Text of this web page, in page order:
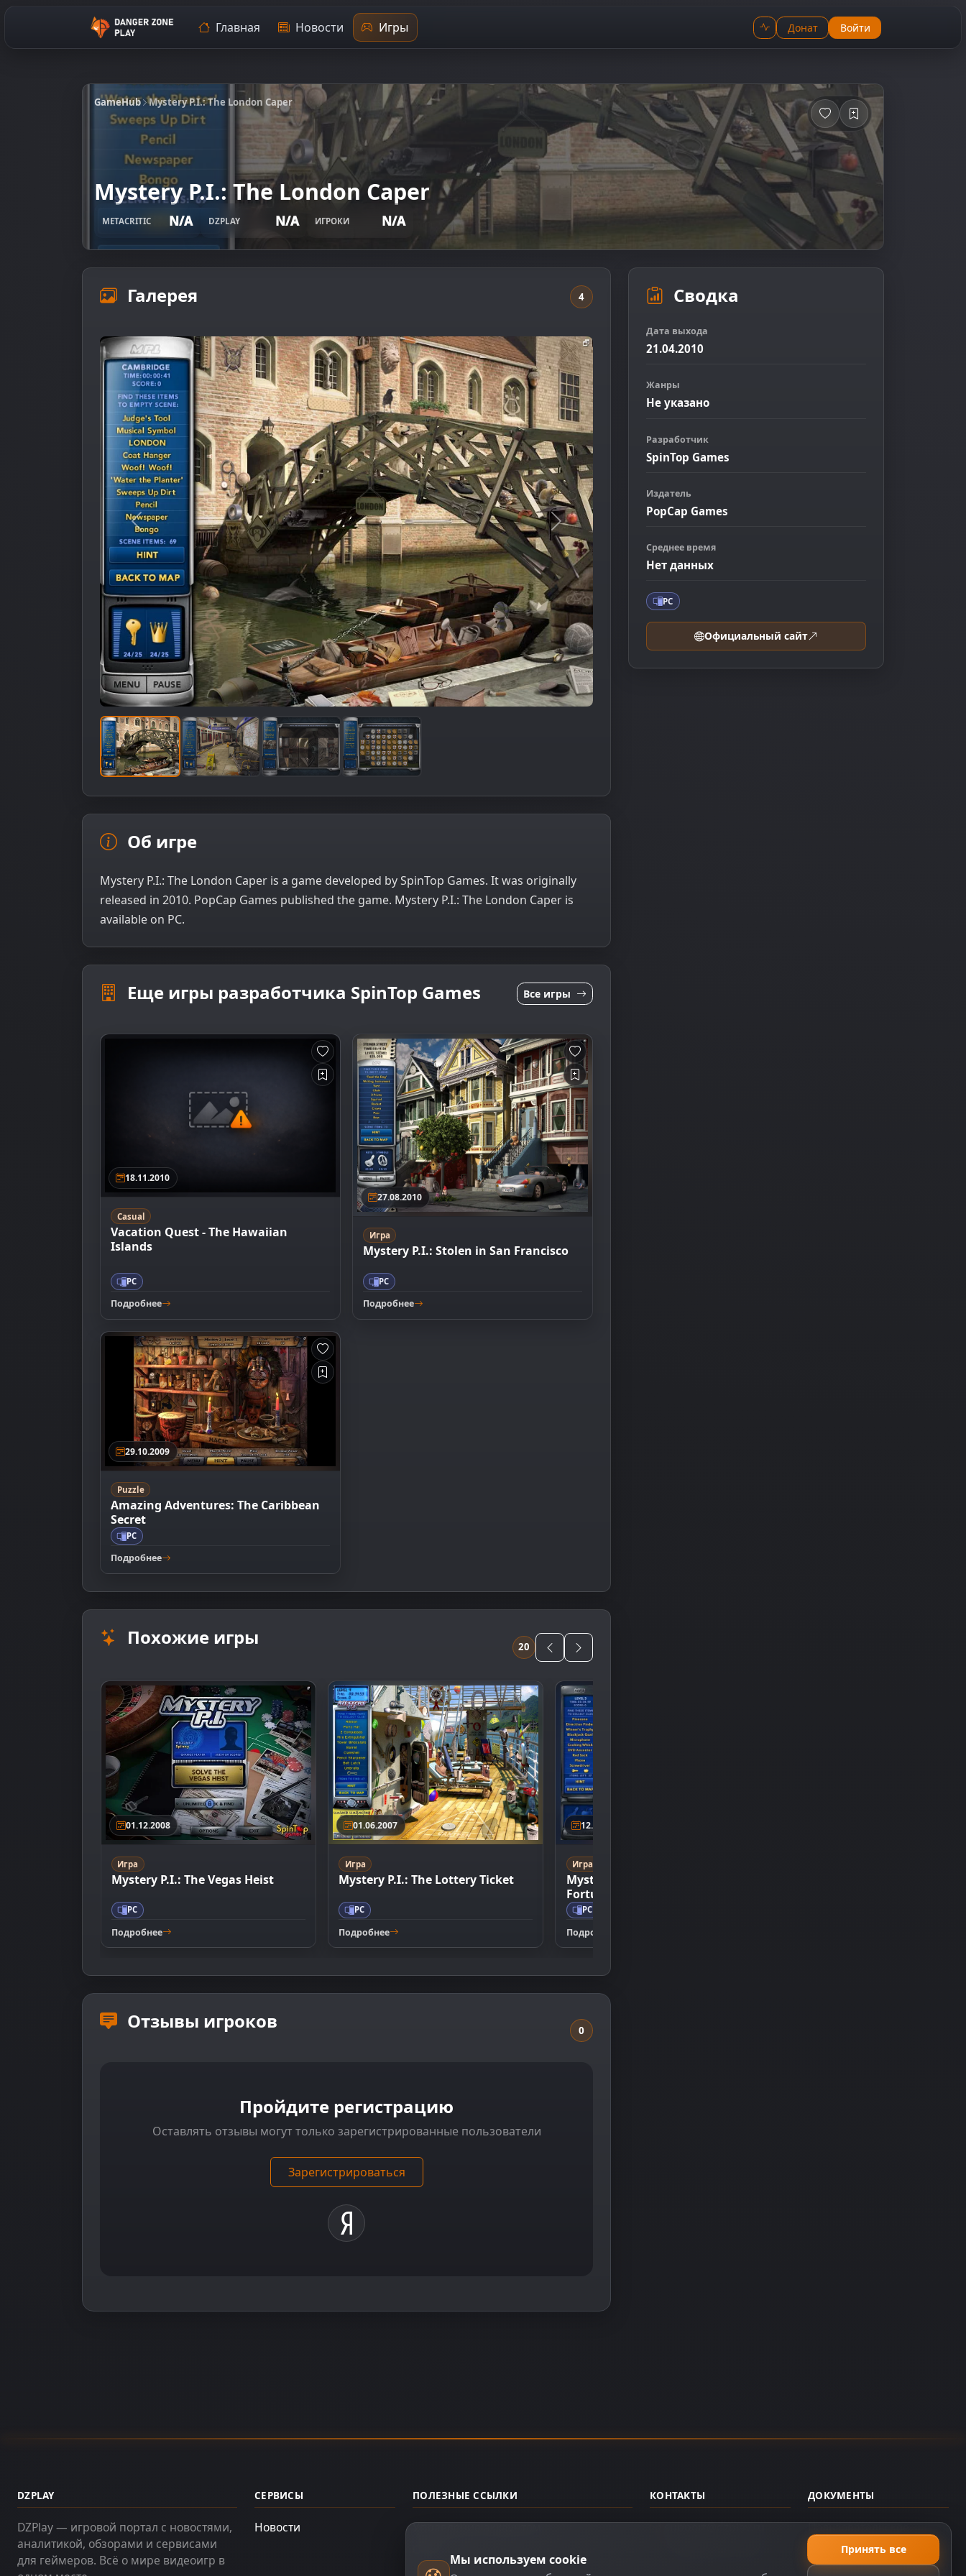
Главная Новости Игры Донат Войти
GameHub Mystery P.I.: The London Caper
Mystery P.I.: The London Caper
METACRITIC N/A DZPLAY N/A ИГРОКИ N/A
Галерея 4
Предыдущее изображение Следующее изображение
Об игре
Mystery P.I.: The London Caper is a game developed by SpinTop Games. It was originally
released in 2010. PopCap Games published the game. Mystery P.I.: The London Caper is
available on PC.
Еще игры разработчика SpinTop Games Все игры
18.11.2010
Casual
Vacation Quest - The Hawaiian
Islands
PC
Подробнее
27.08.2010
Игра
Mystery P.I.: Stolen in San Francisco
PC
Подробнее
29.10.2009
Puzzle
Amazing Adventures: The Caribbean
Secret
PC
Подробнее
Похожие игры 20
01.12.2008
Игра
Mystery P.I.: The Vegas Heist
PC
Подробнее
01.06.2007
Игра
Mystery P.I.: The Lottery Ticket
PC
Подробнее
12.11.2008
Игра
Mystery P.I.: The New York
Fortune
PC
Подробнее
Отзывы игроков 0
Пройдите регистрацию
Оставлять отзывы могут только зарегистрированные пользователи
Зарегистрироваться
Сводка
Дата выхода
21.04.2010
Жанры
Не указано
Разработчик
SpinTop Games
Издатель
PopCap Games
Среднее время
Нет данных
PC
Официальный сайт
DZPLAY
DZPlay — игровой портал с новостями,
аналитикой, обзорами и сервисами
для геймеров. Всё о мире видеоигр в
СЕРВИСЫ
Новости
ПОЛЕЗНЫЕ ССЫЛКИ
Управление аккаунтом
КОНТАКТЫ
support@dzplay.ru
ДОКУМЕНТЫ
Пользовательское
соглашение
Политика персональных
Мы используем cookie
Принять все